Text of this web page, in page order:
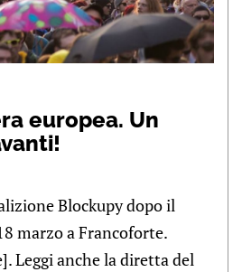
europea. Un
Blockupy dopo il
marzo a Francoforte.
Leggi anche la diretta del